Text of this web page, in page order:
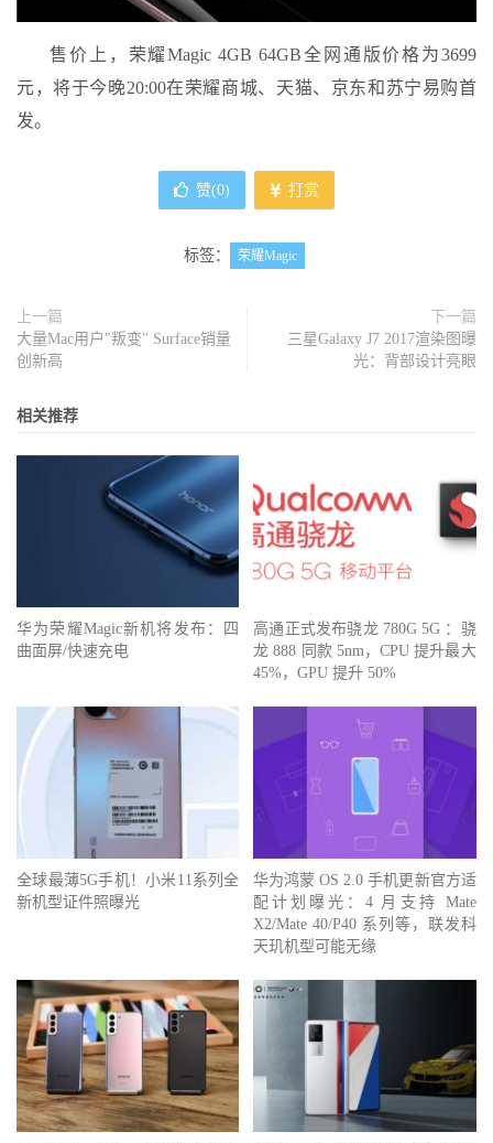
售价上，荣耀Magic 4GB 64GB全网通版价格为3699
元，将于今晚20:00在荣耀商城、天猫、京东和苏宁易购首
发。
赞(0) 打赏
标签： 荣耀Magic
上一篇
大量Mac用户"叛变" Surface销量
创新高
下一篇
三星Galaxy J7 2017渲染图曝
光：背部设计亮眼
相关推荐
华为荣耀Magic新机将发布：四
曲面屏/快速充电
高通正式发布骁龙 780G 5G ：骁
龙 888 同款 5nm，CPU 提升最大
45%，GPU 提升 50%
全球最薄5G手机！小米11系列全
新机型证件照曝光
华为鸿蒙 OS 2.0 手机更新官方适
配计划曝光：4 月支持 Mate
X2/Mate 40/P40 系列等，联发科
天玑机型可能无缘